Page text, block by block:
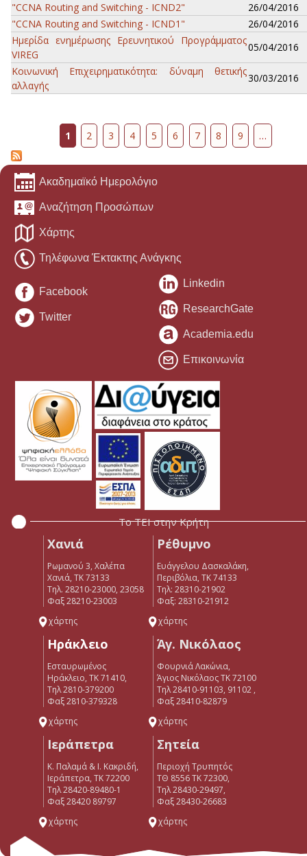
"CCNA Routing and Switching - ICND2"
26/04/2016
"CCNA Routing and Switching - ICND1"
26/04/2016
Ημερίδα ενημέρωσης Ερευνητικού Προγράμματος
VIREG
05/04/2016
Κοινωνική Επιχειρηματικότητα: δύναμη θετικής
αλλαγής
30/03/2016
1 2 3 4 5 6 7 8 9 …
Ακαδημαϊκό Ημερολόγιο
Αναζήτηση Προσώπων
Χάρτης
Τηλέφωνα Έκτακτης Ανάγκης
Facebook
Twitter
Linkedin
ResearchGate
Academia.edu
Επικοινωνία
Το ΤΕΙ στην Κρήτη
Χανιά
Ρωμανού 3, Χαλέπα
Χανιά, ΤΚ 73133
Τηλ. 28210-23000, 23058
Φαξ 28210-23003
χάρτης
Ρέθυμνο
Ευάγγελου Δασκαλάκη,
Περιβόλια, ΤΚ 74133
Tηλ: 28310-21902
Φαξ: 28310-21912
χάρτης
Ηράκλειο
Εσταυρωμένος
Ηράκλειο, ΤΚ 71410,
Τηλ 2810-379200
Φαξ 2810-379328
χάρτης
Άγ. Νικόλαος
Φουρνιά Λακώνια,
Άγιος Νικόλαος ΤΚ 72100
Τηλ 28410-91103, 91102 ,
Φαξ 28410-82879
χάρτης
Ιεράπετρα
Κ. Παλαμά & Ι. Κακριδή,
Ιεράπετρα, ΤΚ 72200
Tηλ 28420-89480-1
Φαξ 28420 89797
χάρτης
Σητεία
Περιοχή Τρυπητός
ΤΘ 8556 ΤΚ 72300,
Τηλ 28430-29497,
Φαξ 28430-26683
χάρτης